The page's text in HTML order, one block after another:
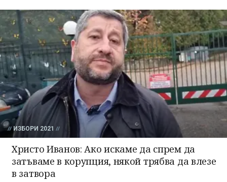
ИЗБОРИ 2021
Христо Иванов: Ако искаме да спрем да
затъваме в корупция, някой трябва да влезе
в затвора